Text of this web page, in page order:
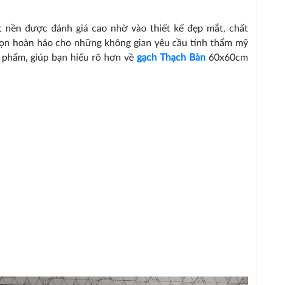
nền được đánh giá cao nhờ vào thiết kế đẹp mắt, chất
hoàn hảo cho những không gian yêu cầu tính thẩm mỹ
giúp bạn hiểu rõ hơn về gạch Thạch Bàn60x60cm